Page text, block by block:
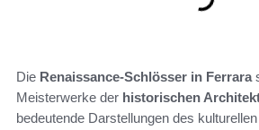
Die Renaissance-Schlösser in Ferrara
Meisterwerke der historischen
bedeutende Darstellungen des